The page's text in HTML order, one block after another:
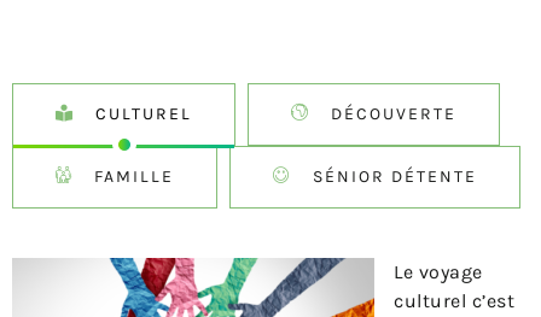
CULTUREL DÉCOUVERTE
FAMILLE SÉNIOR DÉTENTE
Le voyage
culturel c’est